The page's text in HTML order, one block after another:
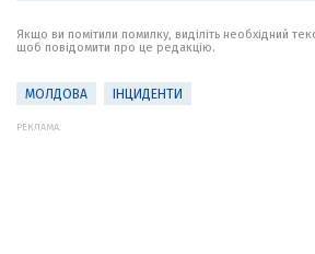
Якщо ви помітили помилку, виділіть необхідний
щоб повідомити про це редакцію.
МОЛДОВА ІНЦИДЕНТИ
РЕКЛАМА: